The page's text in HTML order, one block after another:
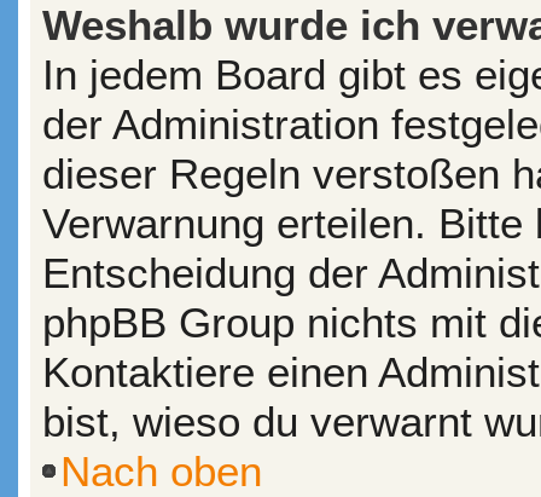
Weshalb wurde ich
In jedem Board gibt es
der Administration
dieser Regeln verstoßen
Verwarnung erteilen.
Entscheidung der
phpBB Group nichts mit
Kontaktiere einen
bist, wieso du verwarnt
Nach oben